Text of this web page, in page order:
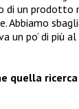
un prodotto
Abbiamo
un po’ di più
quella